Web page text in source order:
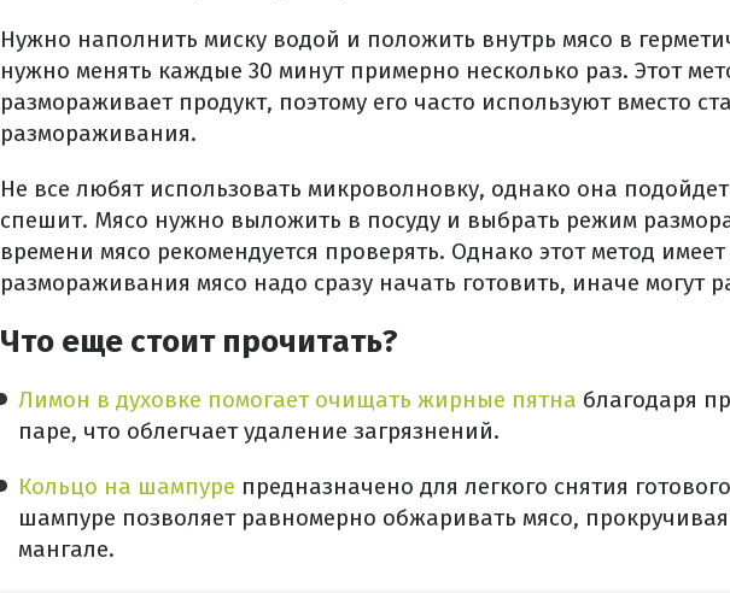
Нужно наполнить миску водой и положить внутрь мясо в
нужно менять каждые 30 минут примерно несколько раз. Этот
размораживает продукт, поэтому его часто используют вместо
размораживания.
Не все любят использовать микроволновку, однако она подойдет
спешит. Мясо нужно выложить в посуду и выбрать режим
времени мясо рекомендуется проверять. Однако этот метод
размораживания мясо надо сразу начать готовить, иначе могут
Что еще стоит прочитать?
Лимон в духовке помогает очищать жирные пятна благодаря
паре, что облегчает удаление загрязнений.
Кольцо на шампуре предназначено для легкого снятия
шампуре позволяет равномерно обжаривать мясо,
мангале.